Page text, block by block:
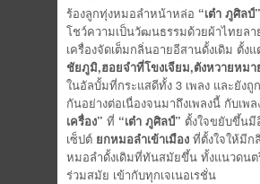
ร้องลูกทุ่งหมอลำหน้าหล่อ “เต๋า ภูศิลป์”
โชว์ความเป็นวัฒนธรรมด้วยผ้าไทยล
เครื่องจัดเต็มกลิ่นอายอีสานดั้งเดิม ตั้งแ
ชัยภูมิ,ฮอยจำที่โขงเจียม,ตังหวายหมา
ในอัลบั้มที่กระแสดีทั้ง 3 เพลง และยังถู
กันอย่างต่อเนื่องจนมาถึงเพลงนี้ กับเพล
เครื่อง” ที่ “เต๋า ภูศิลป์” ตั้งใจขยับขึ้น
เซ็ปต์ ยกหมอลำเข้าเมือง ที่ตั้งใจให้มีก
หมอลำดั้งเดิมที่ทันสมัยขึ้น ทั้งแนวดน
ร่วมสมัย เข้ากับทุกเจเนอเรชั่น